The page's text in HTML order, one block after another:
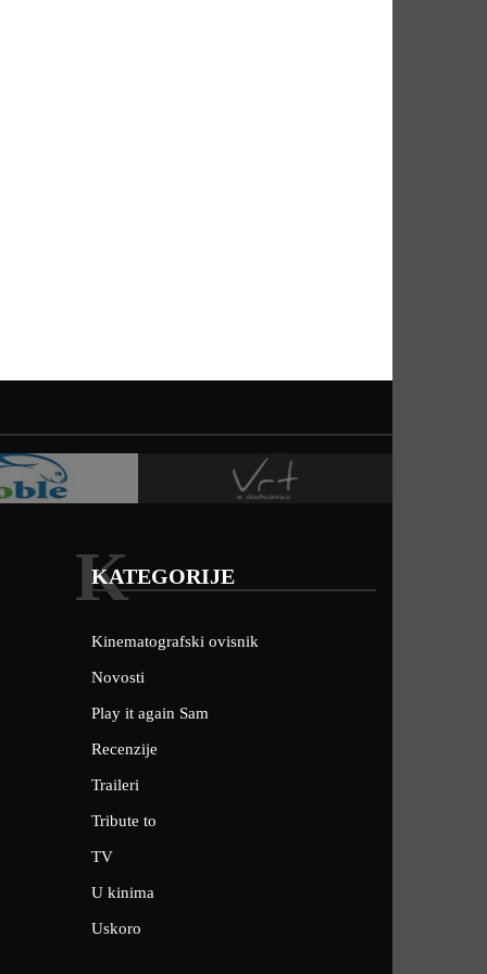
KATEGORIJE
K
Kinematografski ovisnik
Novosti
Play it again Sam
Recenzije
Traileri
Tribute to
TV
U kinima
Uskoro